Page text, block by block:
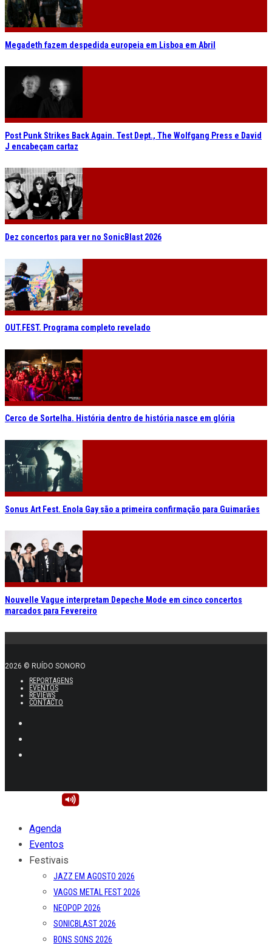
Megadeth fazem despedida europeia em Lisboa em Abril
Post Punk Strikes Back Again. Test Dept., The Wolfgang Press e David
J encabeçam cartaz
Dez concertos para ver no SonicBlast 2026
OUT.FEST. Programa completo revelado
Cerco de Sortelha. História dentro de história nasce em glória
Sonus Art Fest. Enola Gay são a primeira confirmação para Guimarães
Nouvelle Vague interpretam Depeche Mode em cinco concertos
marcados para Fevereiro
2026 © RUÍDO SONORO
REPORTAGENS
EVENTOS
REVIEWS
CONTACTO
Agenda
Eventos
Festivais
JAZZ EM AGOSTO 2026
VAGOS METAL FEST 2026
NEOPOP 2026
SONICBLAST 2026
BONS SONS 2026